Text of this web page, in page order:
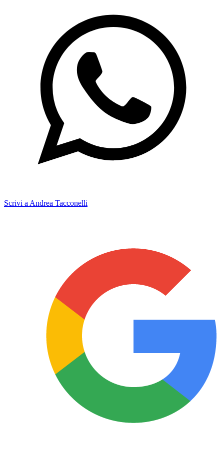
Scrivi a Andrea Tacconelli